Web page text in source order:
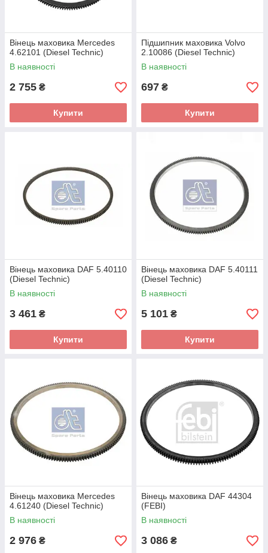
Вінець маховика Mercedes
4.62101 (Diesel Technic)
В наявності
2 755 ₴
Купити
Підшипник маховика Volvo
2.10086 (Diesel Technic)
В наявності
697 ₴
Купити
Вінець маховика DAF 5.40110
(Diesel Technic)
В наявності
3 461 ₴
Купити
Вінець маховика DAF 5.40111
(Diesel Technic)
В наявності
5 101 ₴
Купити
Вінець маховика Mercedes
4.61240 (Diesel Technic)
В наявності
2 976 ₴
Вінець маховика DAF 44304
(FEBI)
В наявності
3 086 ₴